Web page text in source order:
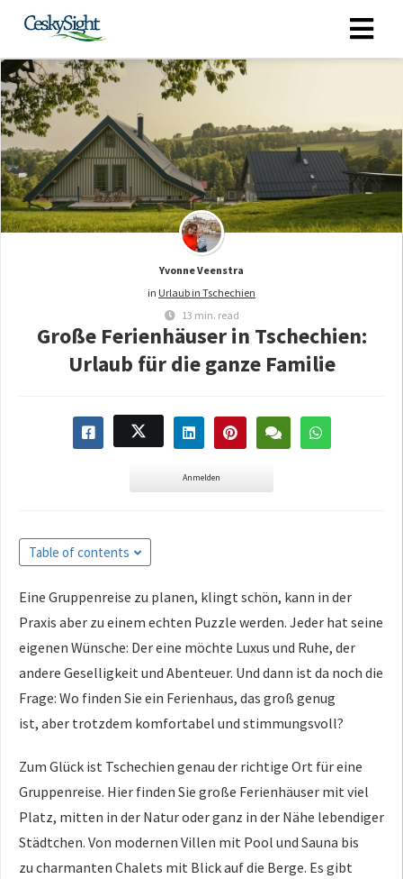
Yvonne Veenstra
in Urlaub in Tschechien
13 min. read
Große Ferienhäuser in Tschechien:
Urlaub für die ganze Familie
Anmelden
Table of contents
Eine Gruppenreise zu planen, klingt schön, kann in der
Praxis aber zu einem echten Puzzle werden. Jeder hat seine
eigenen Wünsche: Der eine möchte Luxus und Ruhe, der
andere Geselligkeit und Abenteuer. Und dann ist da noch die
Frage: Wo finden Sie ein Ferienhaus, das groß genug
ist, aber trotzdem komfortabel und stimmungsvoll?
Zum Glück ist Tschechien genau der richtige Ort füreine
Gruppenreise. Hier finden Sie große Ferienhäuser mit viel
Platz, mitten in der Natur oder ganz in der Nähe lebendiger
Städtchen. Von modernen Villen mit Pool und Sauna bis
zu charmanten Chalets mit Blick auf die Berge. Es gibt